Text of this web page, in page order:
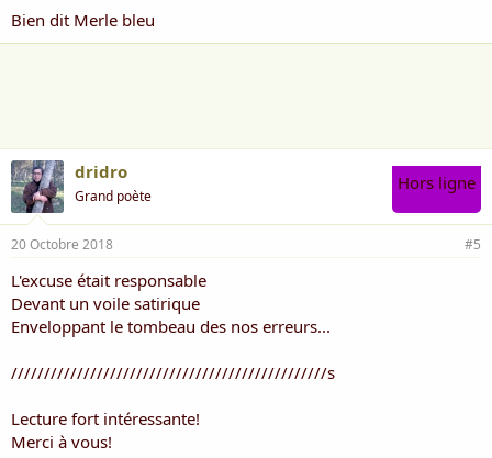
Bien dit Merle bleu
dridro
Grand poète
Hors ligne
20 Octobre 2018 #5
L'excuse était responsable
Devant un voile satirique
Enveloppant le tombeau des nos erreurs...
////////////////////////////////////////////////s
Lecture fort intéressante!
Merci à vous!